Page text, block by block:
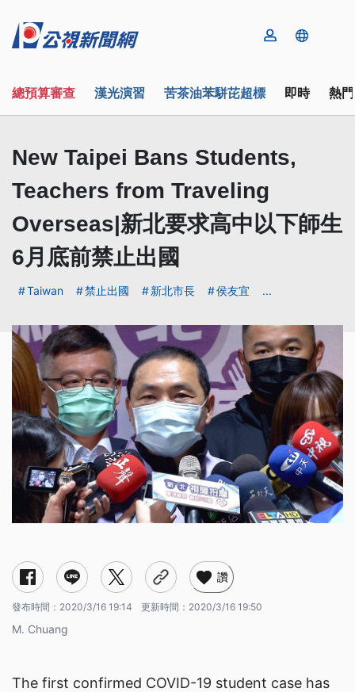
總預算審查 漢光演習 苦茶油苯駢芘超標 即時 熱
New Taipei Bans Students,
Teachers from Traveling
Overseas|新北要求高中以下師生
6月底前禁止出國
Taiwan 禁止出國 新北市長 侯友宜 ...
讚
發布時間： 2020/3/16 19:14 更新時間： 2020/3/16 19:50
M. Chuang
The first confirmed COVID-19 student case has